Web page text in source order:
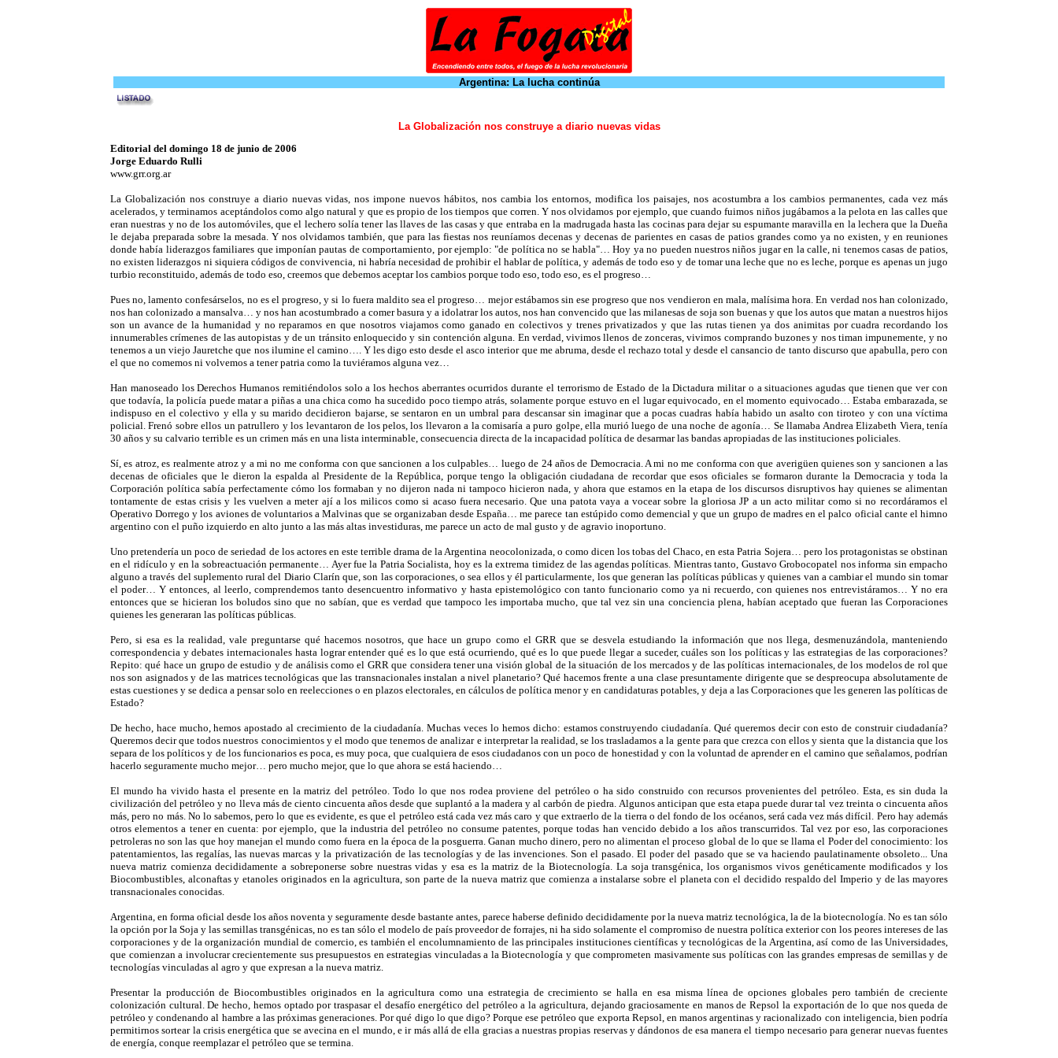
Argentina: La lucha continúa
La Globalización nos construye a diario nuevas vidas
Editorial del domingo 18 de junio de 2006
Jorge Eduardo Rulli
www.grr.org.ar
La Globalización nos construye a diario nuevas vidas, nos impone nuevos hábitos, nos cambia los entornos, modifica los paisajes, nos acostumbra a los cambios permanentes, cada vez más
acelerados, y terminamos aceptándolos como algo natural y que es propio de los tiempos que corren. Y nos olvidamos por ejemplo, que cuando fuimos niños jugábamos a la pelota en las calles que
eran nuestras y no de los automóviles, que el lechero solía tener las llaves de las casas y que entraba en la madrugada hasta las cocinas para dejar su espumante maravilla en la lechera que la Dueña
le dejaba preparada sobre la mesada. Y nos olvidamos también, que para las fiestas nos reuníamos decenas y decenas de parientes en casas de patios grandes como ya no existen, y en reuniones
donde había liderazgos familiares que imponían pautas de comportamiento, por ejemplo: "de política no se habla"… Hoy ya no pueden nuestros niños jugar en la calle, ni tenemos casas de patios,
no existen liderazgos ni siquiera códigos de convivencia, ni habría necesidad de prohibir el hablar de política, y además de todo eso y de tomar una leche que no es leche, porque es apenas un jugo
turbio reconstituido, además de todo eso, creemos que debemos aceptar los cambios porque todo eso, todo eso, es el progreso…
Pues no, lamento confesárselos, no es el progreso, y si lo fuera maldito sea el progreso… mejor estábamos sin ese progreso que nos vendieron en mala, malísima hora. En verdad nos han colonizado,
nos han colonizado a mansalva… y nos han acostumbrado a comer basura y a idolatrar los autos, nos han convencido que las milanesas de soja son buenas y que los autos que matan a nuestros hijos
son un avance de la humanidad y no reparamos en que nosotros viajamos como ganado en colectivos y trenes privatizados y que las rutas tienen ya dos animitas por cuadra recordando los
innumerables crímenes de las autopistas y de un tránsito enloquecido y sin contención alguna. En verdad, vivimos llenos de zonceras, vivimos comprando buzones y nos timan impunemente, y no
tenemos a un viejo Jauretche que nos ilumine el camino…. Y les digo esto desde el asco interior que me abruma, desde el rechazo total y desde el cansancio de tanto discurso que apabulla, pero con
el que no comemos ni volvemos a tener patria como la tuviéramos alguna vez…
Han manoseado los Derechos Humanos remitiéndolos solo a los hechos aberrantes ocurridos durante el terrorismo de Estado de la Dictadura militar o a situaciones agudas que tienen que ver con
que todavía, la policía puede matar a piñas a una chica como ha sucedido poco tiempo atrás, solamente porque estuvo en el lugar equivocado, en el momento equivocado… Estaba embarazada, se
indispuso en el colectivo y ella y su marido decidieron bajarse, se sentaron en un umbral para descansar sin imaginar que a pocas cuadras había habido un asalto con tiroteo y con una víctima
policial. Frenó sobre ellos un patrullero y los levantaron de los pelos, los llevaron a la comisaría a puro golpe, ella murió luego de una noche de agonía… Se llamaba Andrea Elizabeth Viera, tenía
30 años y su calvario terrible es un crimen más en una lista interminable, consecuencia directa de la incapacidad política de desarmar las bandas apropiadas de las instituciones policiales.
Sí, es atroz, es realmente atroz y a mi no me conforma con que sancionen a los culpables… luego de 24 años de Democracia. A mi no me conforma con que averigüen quienes son y sancionen a las
decenas de oficiales que le dieron la espalda al Presidente de la República, porque tengo la obligación ciudadana de recordar que esos oficiales se formaron durante la Democracia y toda la
Corporación política sabía perfectamente cómo los formaban y no dijeron nada ni tampoco hicieron nada, y ahora que estamos en la etapa de los discursos disruptivos hay quienes se alimentan
tontamente de estas crisis y les vuelven a meter ají a los milicos como si acaso fuera necesario. Que una patota vaya a vocear sobre la gloriosa JP a un acto militar como si no recordáramos el
Operativo Dorrego y los aviones de voluntarios a Malvinas que se organizaban desde España… me parece tan estúpido como demencial y que un grupo de madres en el palco oficial cante el himno
argentino con el puño izquierdo en alto junto a las más altas investiduras, me parece un acto de mal gusto y de agravio inoportuno.
Uno pretendería un poco de seriedad de los actores en este terrible drama de la Argentina neocolonizada, o como dicen los tobas del Chaco, en esta Patria Sojera… pero los protagonistas se obstinan
en el ridículo y en la sobreactuación permanente… Ayer fue la Patria Socialista, hoy es la extrema timidez de las agendas políticas. Mientras tanto, Gustavo Grobocopatel nos informa sin empacho
alguno a través del suplemento rural del Diario Clarín que, son las corporaciones, o sea ellos y él particularmente, los que generan las políticas públicas y quienes van a cambiar el mundo sin tomar
el poder… Y entonces, al leerlo, comprendemos tanto desencuentro informativo y hasta epistemológico con tanto funcionario como ya ni recuerdo, con quienes nos entrevistáramos… Y no era
entonces que se hicieran los boludos sino que no sabían, que es verdad que tampoco les importaba mucho, que tal vez sin una conciencia plena, habían aceptado que fueran las Corporaciones
quienes les generaran las políticas públicas.
Pero, si esa es la realidad, vale preguntarse qué hacemos nosotros, que hace un grupo como el GRR que se desvela estudiando la información que nos llega, desmenuzándola, manteniendo
correspondencia y debates internacionales hasta lograr entender qué es lo que está ocurriendo, qué es lo que puede llegar a suceder, cuáles son los políticas y las estrategias de las corporaciones?
Repito: qué hace un grupo de estudio y de análisis como el GRR que considera tener una visión global de la situación de los mercados y de las políticas internacionales, de los modelos de rol que
nos son asignados y de las matrices tecnológicas que las transnacionales instalan a nivel planetario? Qué hacemos frente a una clase presuntamente dirigente que se despreocupa absolutamente de
estas cuestiones y se dedica a pensar solo en reelecciones o en plazos electorales, en cálculos de política menor y en candidaturas potables, y deja a las Corporaciones que les generen las políticas de
Estado?
De hecho, hace mucho, hemos apostado al crecimiento de la ciudadanía. Muchas veces lo hemos dicho: estamos construyendo ciudadanía. Qué queremos decir con esto de construir ciudadanía?
Queremos decir que todos nuestros conocimientos y el modo que tenemos de analizar e interpretar la realidad, se los trasladamos a la gente para que crezca con ellos y sienta que la distancia que los
separa de los políticos y de los funcionarios es poca, es muy poca, que cualquiera de esos ciudadanos con un poco de honestidad y con la voluntad de aprender en el camino que señalamos, podrían
hacerlo seguramente mucho mejor… pero mucho mejor, que lo que ahora se está haciendo…
El mundo ha vivido hasta el presente en la matriz del petróleo. Todo lo que nos rodea proviene del petróleo o ha sido construido con recursos provenientes del petróleo. Esta, es sin duda la
civilización del petróleo y no lleva más de ciento cincuenta años desde que suplantó a la madera y al carbón de piedra. Algunos anticipan que esta etapa puede durar tal vez treinta o cincuenta años
más, pero no más. No lo sabemos, pero lo que es evidente, es que el petróleo está cada vez más caro y que extraerlo de la tierra o del fondo de los océanos, será cada vez más difícil. Pero hay además
otros elementos a tener en cuenta: por ejemplo, que la industria del petróleo no consume patentes, porque todas han vencido debido a los años transcurridos. Tal vez por eso, las corporaciones
petroleras no son las que hoy manejan el mundo como fuera en la época de la posguerra. Ganan mucho dinero, pero no alimentan el proceso global de lo que se llama el Poder del conocimiento: los
patentamientos, las regalías, las nuevas marcas y la privatización de las tecnologías y de las invenciones. Son el pasado. El poder del pasado que se va haciendo paulatinamente obsoleto... Una
nueva matriz comienza decididamente a sobreponerse sobre nuestras vidas y esa es la matriz de la Biotecnología. La soja transgénica, los organismos vivos genéticamente modificados y los
Biocombustibles, alconaftas y etanoles originados en la agricultura, son parte de la nueva matriz que comienza a instalarse sobre el planeta con el decidido respaldo del Imperio y de las mayores
transnacionales conocidas.
Argentina, en forma oficial desde los años noventa y seguramente desde bastante antes, parece haberse definido decididamente por la nueva matriz tecnológica, la de la biotecnología. No es tan sólo
la opción por la Soja y las semillas transgénicas, no es tan sólo el modelo de país proveedor de forrajes, ni ha sido solamente el compromiso de nuestra política exterior con los peores intereses de las
corporaciones y de la organización mundial de comercio, es también el encolumnamiento de las principales instituciones científicas y tecnológicas de la Argentina, así como de las Universidades,
que comienzan a involucrar crecientemente sus presupuestos en estrategias vinculadas a la Biotecnología y que comprometen masivamente sus políticas con las grandes empresas de semillas y de
tecnologías vinculadas al agro y que expresan a la nueva matriz.
Presentar la producción de Biocombustibles originados en la agricultura como una estrategia de crecimiento se halla en esa misma línea de opciones globales pero también de creciente
colonización cultural. De hecho, hemos optado por traspasar el desafío energético del petróleo a la agricultura, dejando graciosamente en manos de Repsol la exportación de lo que nos queda de
petróleo y condenando al hambre a las próximas generaciones. Por qué digo lo que digo? Porque ese petróleo que exporta Repsol, en manos argentinas y racionalizado con inteligencia, bien podría
permitirnos sortear la crisis energética que se avecina en el mundo, e ir más allá de ella gracias a nuestras propias reservas y dándonos de esa manera el tiempo necesario para generar nuevas fuentes
de energía, conque reemplazar el petróleo que se termina.